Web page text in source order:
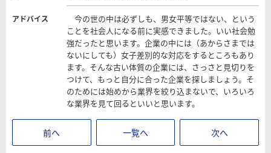
アドバイス
今の世の中は必ずしも、男女平等ではない、という
ことを社会人になる前に実感できました。いい社会勉
強だったと思います。企業の中には（あからさまでは
ないにしても）女子差別的な対応をするところもあり
ます。そんな古い体質の企業には、さっさと見切りを
つけて、もっと自分に合った企業を探しましょう。そ
のためには始めから業界を絞り込まないで、いろいろ
な業界を見て回るといいと思います。
前へ 一覧へ 次へ